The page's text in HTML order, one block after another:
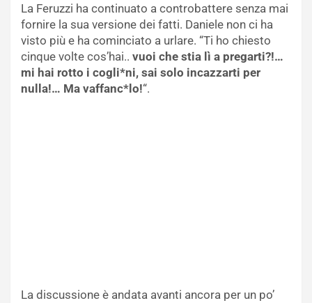
La Feruzzi ha continuato a controbattere senza mai
fornire la sua versione dei fatti. Daniele non ci ha
visto più e ha cominciato a urlare. “Ti ho chiesto
cinque volte cos’hai.. vuoi che stia lì a pregarti?!…
mi hai rotto i cogli*ni, sai solo incazzarti per
nulla!… Ma vaffanc*lo!“.
La discussione è andata avanti ancora per un po’